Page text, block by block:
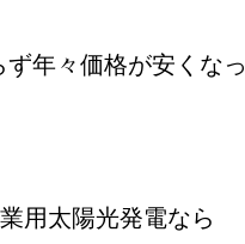
年々価格が安くなっ
用太陽光発電なら